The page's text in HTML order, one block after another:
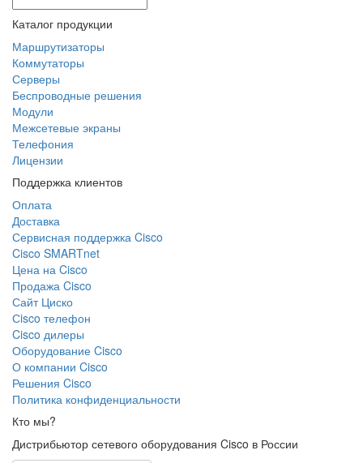
Каталог продукции
Маршрутизаторы
Коммутаторы
Серверы
Беспроводные решения
Модули
Межсетевые экраны
Телефония
Лицензии
Поддержка клиентов
Оплата
Доставка
Сервисная поддержка Cisco
Cisco SMARTnet
Цена на Cisco
Продажа Cisco
Сайт Циско
Сisco телефон
Cisco дилеры
Оборудование Cisco
О компании Cisco
Решения Cisco
Политика конфиденциальности
Кто мы?
Дистрибьютор сетевого оборудования Cisco в России